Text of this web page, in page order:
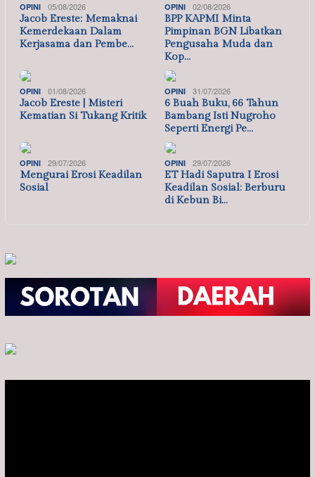
OPINI 05/08/2026
Jacob Ereste: Memaknai
Kemerdekaan Dalam
Kerjasama dan Pembe…
OPINI 02/08/2026
BPP KAPMI Minta
Pimpinan BGN Libatkan
Pengusaha Muda dan
Kop…
OPINI 01/08/2026
Jacob Ereste | Misteri
Kematian Si Tukang Kritik
OPINI 31/07/2026
6 Buah Buku, 66 Tahun
Bambang Isti Nugroho
Seperti Energi Pe…
OPINI 29/07/2026
Mengurai Erosi Keadilan
Sosial
OPINI 29/07/2026
ET Hadi Saputra I Erosi
Keadilan Sosial: Berburu
di Kebun Bi…